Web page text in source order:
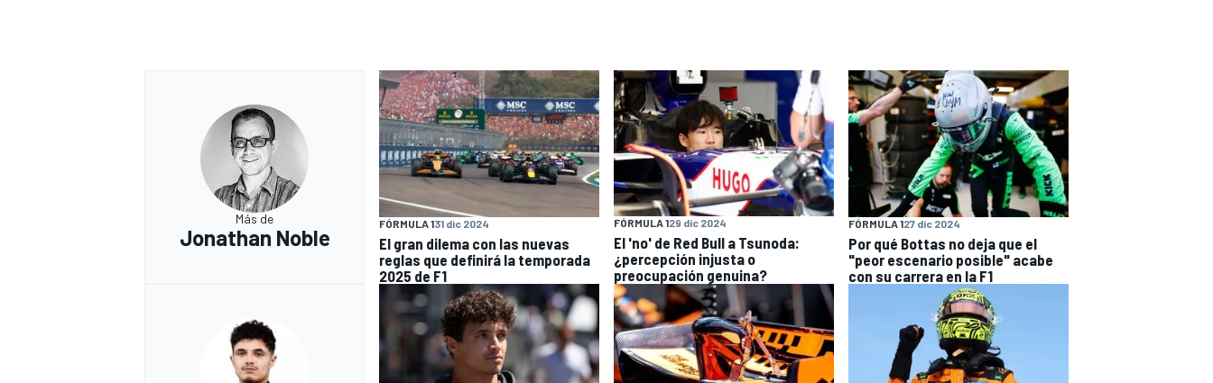
Más de
Jonathan Noble
FÓRMULA 131 dic 2024
El gran dilema con las nuevas
reglas que definirá la temporada
2025 de F1
FÓRMULA 129 dic 2024
El 'no' de Red Bull a Tsunoda:
¿percepción injusta o
preocupación genuina?
FÓRMULA 127 dic 2024
Por qué Bottas no deja que el
"peor escenario posible" acabe
con su carrera en la F1